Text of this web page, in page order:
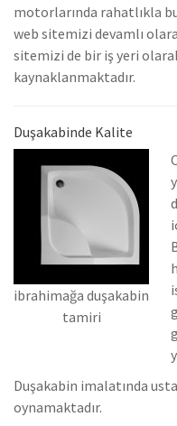
motorlarında rahatlıkla
web sitemizi devamlı
sitemizi de bir iş yeri
kaynaklanmaktadır.
Duşakabinde Kalite
ibrahimağa duşakabin
tamiri
Duşakabin imalatında
oynamaktadır.